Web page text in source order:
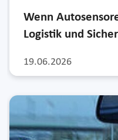
19.06.2026
Wenn
Logistik und